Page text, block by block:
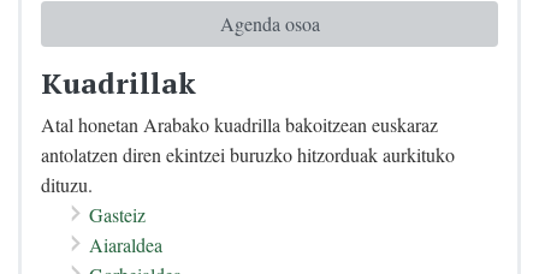
Agenda osoa
Kuadrillak
Atal honetan Arabako kuadrilla bakoitzean euskaraz
antolatzen diren ekintzei buruzko hitzorduak aurkituko
dituzu.
Gasteiz
Aiaraldea